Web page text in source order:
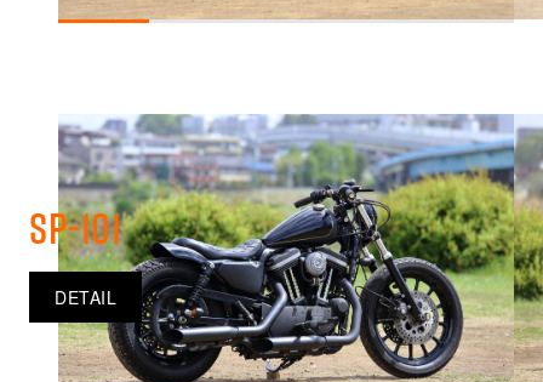
SP-101
DETAIL